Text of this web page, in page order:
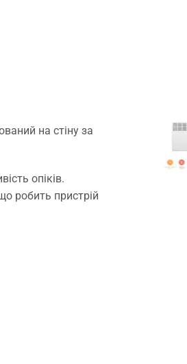
на стіну за
опіків.
робить пристрій